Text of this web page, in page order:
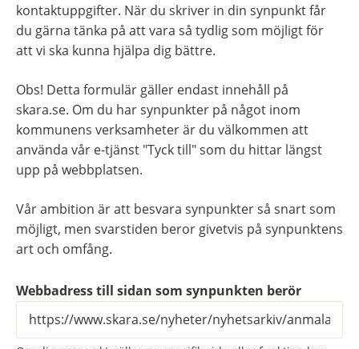
kontaktuppgifter. När du skriver in din synpunkt får
du gärna tänka på att vara så tydlig som möjligt för
att vi ska kunna hjälpa dig bättre.
Obs! Detta formulär gäller endast innehåll på
skara.se. Om du har synpunkter på något inom
kommunens verksamheter är du välkommen att
använda vår e-tjänst "Tyck till" som du hittar längst
upp på webbplatsen.
Vår ambition är att besvara synpunkter så snart som
möjligt, men svarstiden beror givetvis på synpunktens
art och omfång.
Webbadress till sidan som synpunkten berör